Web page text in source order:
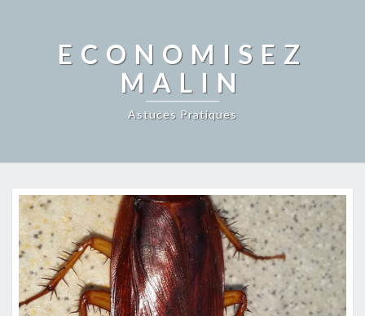
ECONOMISEZ
MALIN
Astuces Pratiques